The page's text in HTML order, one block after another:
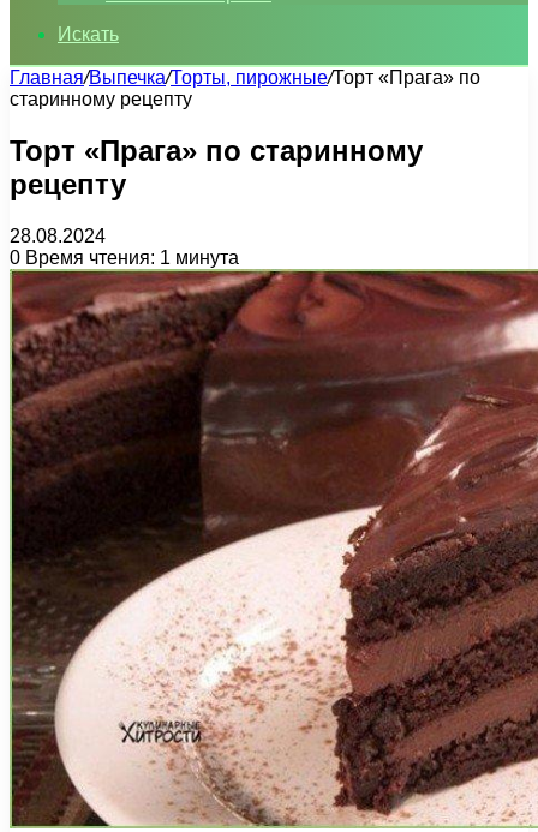
Искать
Главная/Выпечка/Торты, пирожные/Торт «Прага» по
старинному рецепту
Торт «Прага» по старинному
рецепту
28.08.2024
0 Время чтения: 1 минута